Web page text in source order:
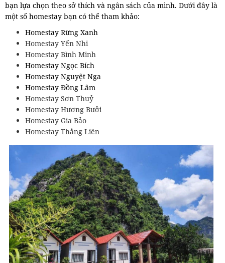
bạn lựa chọn theo sở thích và ngân sách của mình. Dưới đây là
một số homestay bạn có thể tham khảo:
Homestay Rừng Xanh
Homestay Yến Nhi
Homestay Bình Minh
Homestay Ngọc Bích
Homestay Nguyệt Nga
Homestay Đồng Lâm
Homestay Sơn Thuỷ
Homestay Hương Bưởi
Homestay Gia Bảo
Homestay Thắng Liên